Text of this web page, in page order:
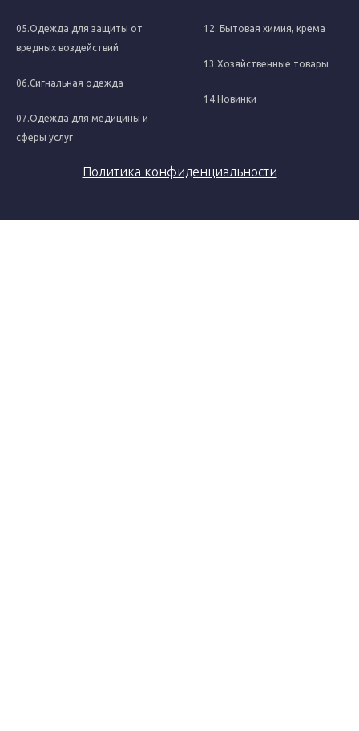
05.Одежда для защиты от
вредных воздействий
06.Сигнальная одежда
07.Одежда для медицины и
сферы услуг
12. Бытовая химия, крема
13.Хозяйственные товары
14.Новинки
Политика конфиденциальности